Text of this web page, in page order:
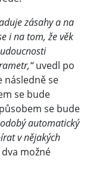
zásahy a na
i na tom, že věk
uvedl po
následně se
se bude
se bude
automatický
v nějakých
možné